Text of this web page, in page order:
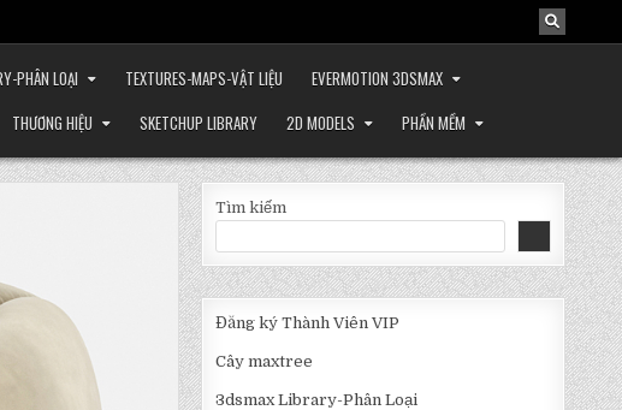
PHÂN LOẠI TEXTURES-MAPS-VẬT LIỆU
EVERMOTION 3DSMAX
THƯƠNG HIỆU SKETCHUP LIBRARY 2D MODELS PHẦN MỀM
Tìm kiếm
Đăng ký Thành Viên VIP
Cây maxtree
3dsmax Library-Phân Loại